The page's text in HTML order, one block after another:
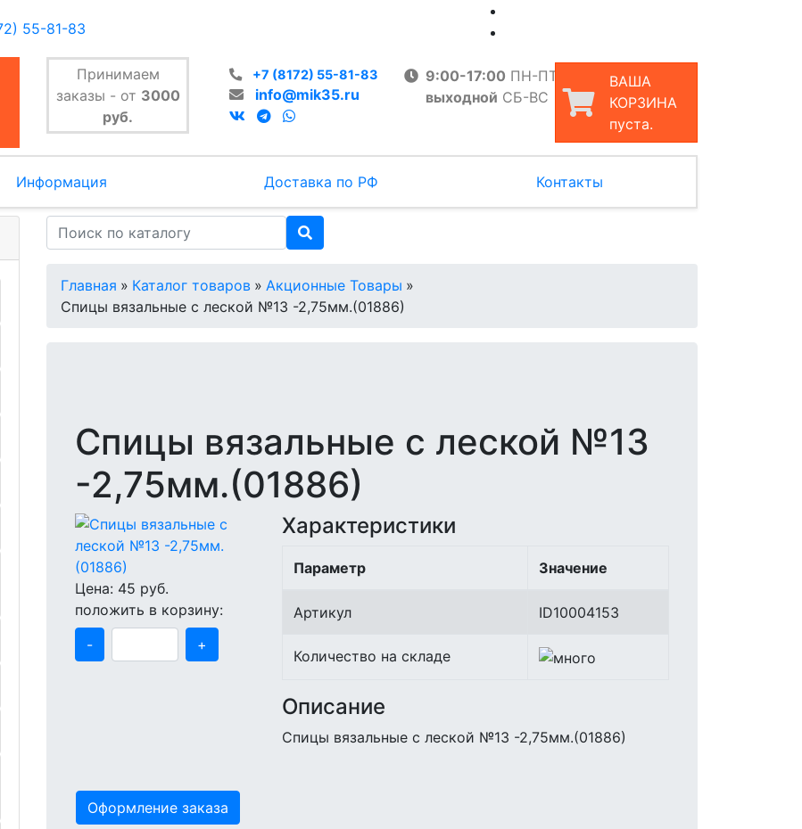
55-81-83
Принимаем
заказы - от 3000
руб.
+7 (8172) 55-81-83
info@mik35.ru
9:00-17:00 ПН-ПТ
выходной СБ-ВС
ВАША
КОРЗИНА
пуста.
Информация Доставка по РФ Контакты
Главная » Каталог товаров » Акционные Товары »
Спицы вязальные с леской №13 -2,75мм.(01886)
Спицы вязальные с леской №13
-2,75мм.(01886)
Цена: 45 руб.
положить в корзину:
-
+
Характеристики
Параметр Значение
Артикул ID10004153
Количество на складе
Описание
Спицы вязальные с леской №13 -2,75мм.(01886)
Оформление заказа